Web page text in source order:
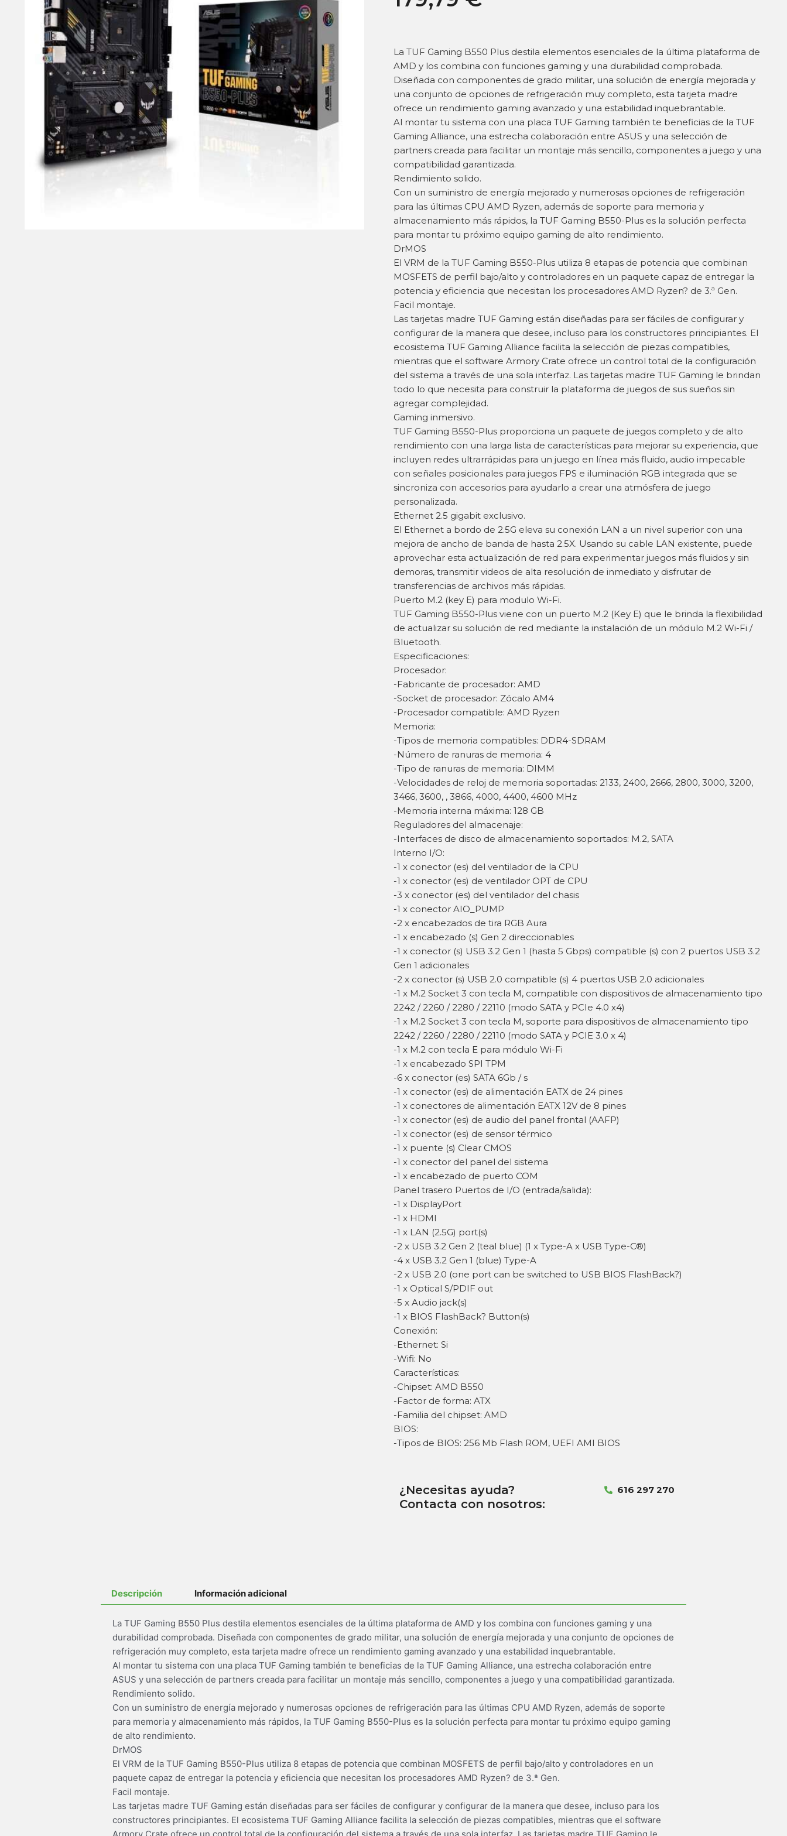
La TUF Gaming B550 Plus destila elementos esenciales de la última plataforma de
AMD y los combina con funciones gaming y una durabilidad comprobada.
Diseñada con componentes de grado militar, una solución de energía mejorada y
una conjunto de opciones de refrigeración muy completo, esta tarjeta madre
ofrece un rendimiento gaming avanzado y una estabilidad inquebrantable.
Al montar tu sistema con una placa TUF Gaming también te beneficias de la TUF
Gaming Alliance, una estrecha colaboración entre ASUS y una selección de
partners creada para facilitar un montaje más sencillo, componentes a juego y una
compatibilidad garantizada.
Rendimiento solido.
Con un suministro de energía mejorado y numerosas opciones de refrigeración
para las últimas CPU AMD Ryzen, además de soporte para memoria y
almacenamiento más rápidos, la TUF Gaming B550-Plus es la solución perfecta
para montar tu próximo equipo gaming de alto rendimiento.
DrMOS
El VRM de la TUF Gaming B550-Plus utiliza 8 etapas de potencia que combinan
MOSFETS de perfil bajo/alto y controladores en un paquete capaz de entregar la
potencia y eficiencia que necesitan los procesadores AMD Ryzen? de 3.ª Gen.
Facil montaje.
Las tarjetas madre TUF Gaming están diseñadas para ser fáciles de configurar y
configurar de la manera que desee, incluso para los constructores principiantes. El
ecosistema TUF Gaming Alliance facilita la selección de piezas compatibles,
mientras que el software Armory Crate ofrece un control total de la configuración
del sistema a través de una sola interfaz. Las tarjetas madre TUF Gaming le brindan
todo lo que necesita para construir la plataforma de juegos de sus sueños sin
agregar complejidad.
Gaming inmersivo.
TUF Gaming B550-Plus proporciona un paquete de juegos completo y de alto
rendimiento con una larga lista de características para mejorar su experiencia, que
incluyen redes ultrarrápidas para un juego en línea más fluido, audio impecable
con señales posicionales para juegos FPS e iluminación RGB integrada que se
sincroniza con accesorios para ayudarlo a crear una atmósfera de juego
personalizada.
Ethernet 2.5 gigabit exclusivo.
El Ethernet a bordo de 2.5G eleva su conexión LAN a un nivel superior con una
mejora de ancho de banda de hasta 2.5X. Usando su cable LAN existente, puede
aprovechar esta actualización de red para experimentar juegos más fluidos y sin
demoras, transmitir videos de alta resolución de inmediato y disfrutar de
transferencias de archivos más rápidas.
Puerto M.2 (key E) para modulo Wi-Fi.
TUF Gaming B550-Plus viene con un puerto M.2 (Key E) que le brinda la flexibilidad
de actualizar su solución de red mediante la instalación de un módulo M.2 Wi-Fi /
Bluetooth.
Especificaciones:
Procesador:
-Fabricante de procesador: AMD
-Socket de procesador: Zócalo AM4
-Procesador compatible: AMD Ryzen
Memoria:
-Tipos de memoria compatibles: DDR4-SDRAM
-Número de ranuras de memoria: 4
-Tipo de ranuras de memoria: DIMM
-Velocidades de reloj de memoria soportadas: 2133, 2400, 2666, 2800, 3000, 3200,
3466, 3600, , 3866, 4000, 4400, 4600 MHz
-Memoria interna máxima: 128 GB
Reguladores del almacenaje:
-Interfaces de disco de almacenamiento soportados: M.2, SATA
Interno I/O:
-1 x conector (es) del ventilador de la CPU
-1 x conector (es) de ventilador OPT de CPU
-3 x conector (es) del ventilador del chasis
-1 x conector AIO_PUMP
-2 x encabezados de tira RGB Aura
-1 x encabezado (s) Gen 2 direccionables
-1 x conector (s) USB 3.2 Gen 1 (hasta 5 Gbps) compatible (s) con 2 puertos USB 3.2
Gen 1 adicionales
-2 x conector (s) USB 2.0 compatible (s) 4 puertos USB 2.0 adicionales
-1 x M.2 Socket 3 con tecla M, compatible con dispositivos de almacenamiento tipo
2242 / 2260 / 2280 / 22110 (modo SATA y PCIe 4.0 x4)
-1 x M.2 Socket 3 con tecla M, soporte para dispositivos de almacenamiento tipo
2242 / 2260 / 2280 / 22110 (modo SATA y PCIE 3.0 x 4)
-1 x M.2 con tecla E para módulo Wi-Fi
-1 x encabezado SPI TPM
-6 x conector (es) SATA 6Gb / s
-1 x conector (es) de alimentación EATX de 24 pines
-1 x conectores de alimentación EATX 12V de 8 pines
-1 x conector (es) de audio del panel frontal (AAFP)
-1 x conector (es) de sensor térmico
-1 x puente (s) Clear CMOS
-1 x conector del panel del sistema
-1 x encabezado de puerto COM
Panel trasero Puertos de I/O (entrada/salida):
-1 x DisplayPort
-1 x HDMI
-1 x LAN (2.5G) port(s)
-2 x USB 3.2 Gen 2 (teal blue) (1 x Type-A x USB Type-C®)
-4 x USB 3.2 Gen 1 (blue) Type-A
-2 x USB 2.0 (one port can be switched to USB BIOS FlashBack?)
-1 x Optical S/PDIF out
-5 x Audio jack(s)
-1 x BIOS FlashBack? Button(s)
Conexión:
-Ethernet: Si
-Wifi: No
Características:
-Chipset: AMD B550
-Factor de forma: ATX
-Familia del chipset: AMD
BIOS:
-Tipos de BIOS: 256 Mb Flash ROM, UEFI AMI BIOS
¿Necesitas ayuda?
Contacta con nosotros:
616 297 270
Descripción Información adicional
La TUF Gaming B550 Plus destila elementos esenciales de la última plataforma de AMD y los combina con funciones gaming y una
durabilidad comprobada. Diseñada con componentes de grado militar, una solución de energía mejorada y una conjunto de opciones de
refrigeración muy completo, esta tarjeta madre ofrece un rendimiento gaming avanzado y una estabilidad inquebrantable.
Al montar tu sistema con una placa TUF Gaming también te beneficias de la TUF Gaming Alliance, una estrecha colaboración entre
ASUS y una selección de partners creada para facilitar un montaje más sencillo, componentes a juego y una compatibilidad garantizada.
Rendimiento solido.
Con un suministro de energía mejorado y numerosas opciones de refrigeración para las últimas CPU AMD Ryzen, además de soporte
para memoria y almacenamiento más rápidos, la TUF Gaming B550-Plus es la solución perfecta para montar tu próximo equipo gaming
de alto rendimiento.
DrMOS
El VRM de la TUF Gaming B550-Plus utiliza 8 etapas de potencia que combinan MOSFETS de perfil bajo/alto y controladores en un
paquete capaz de entregar la potencia y eficiencia que necesitan los procesadores AMD Ryzen? de 3.ª Gen.
Facil montaje.
Las tarjetas madre TUF Gaming están diseñadas para ser fáciles de configurar y configurar de la manera que desee, incluso para los
constructores principiantes. El ecosistema TUF Gaming Alliance facilita la selección de piezas compatibles, mientras que el software